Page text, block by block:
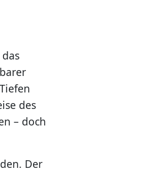
des
– doch
Der